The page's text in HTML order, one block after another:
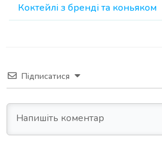
Коктейлі з бренді та коньяком
Підписатися